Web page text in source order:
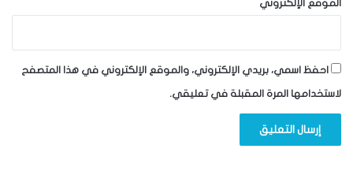
الموقع الإلكتروني
احفظ اسمي، بريدي الإلكتروني، والموقع الإلكتروني في هذا المتصفح
لاستخدامها المرة المقبلة في تعليقي.